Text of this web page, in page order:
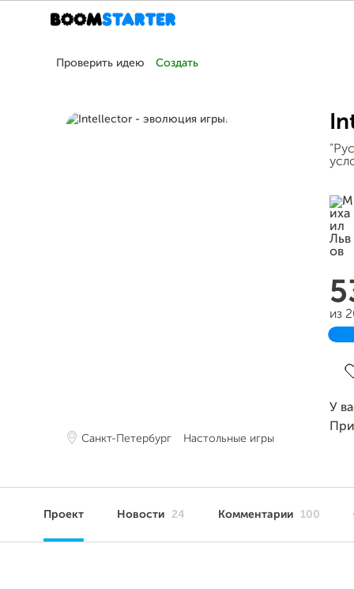
Проверить идею Создать
Санкт-Петербург Настольные игры
из
У
Проект Новости 24 Комментарии 100